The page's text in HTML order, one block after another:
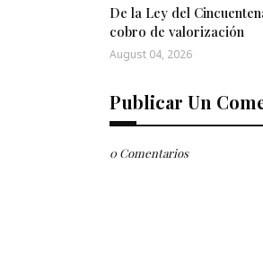
De la Ley del
cobro de valorización
August 04, 2026
Publicar Un
0 Comentarios